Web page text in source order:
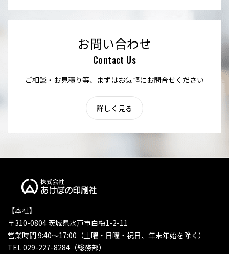
お問い合わせ
Contact Us
ご相談・お見積り等、まずはお気軽にお問合せください
詳しく見る
【本社】
〒310-0804 茨城県水戸市白梅1-2-11
営業時間 9:40〜17:00（土曜・日曜・祝日、年末年始を除く）
TEL 029-227-8284（総務部）